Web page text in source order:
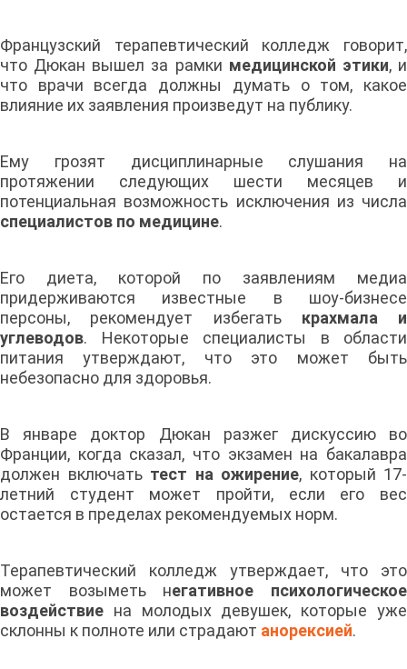
Французский терапевтический колледж говорит,
что Дюкан вышел за рамки медицинской этики, и
что врачи всегда должны думать о том, какое
влияние их заявления произведут на публику.
Ему грозят дисциплинарные слушания на
протяжении следующих шести месяцев и
потенциальная возможность исключения из числа
специалистов по медицине.
Его диета, которой по заявлениям медиа
придерживаются известные в шоу-бизнесе
персоны, рекомендует избегать крахмала и
углеводов. Некоторые специалисты в области
питания утверждают, что это может быть
небезопасно для здоровья.
В январе доктор Дюкан разжег дискуссию во
Франции, когда сказал, что экзамен на бакалавра
должен включать тест на ожирение, который 17-
летний студент может пройти, если его вес
остается в пределах рекомендуемых норм.
Терапевтический колледж утверждает, что это
может возыметь негативное психологическое
воздействие на молодых девушек, которые уже
склонны к полноте или страдают анорексией.